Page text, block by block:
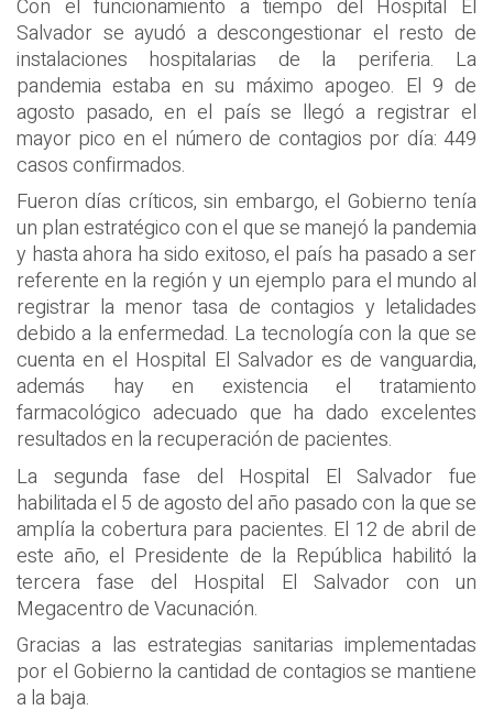
Con el funcionamiento a tiempo del Hospital El
Salvador se ayudó a descongestionar el resto de
instalaciones hospitalarias de la periferia. La
pandemia estaba en su máximo apogeo. El 9 de
agosto pasado, en el país se llegó a registrar el
mayor pico en el número de contagios por día: 449
casos confirmados.
Fueron días críticos, sin embargo, el Gobierno tenía
un plan estratégico con el que se manejó la pandemia
y hasta ahora ha sido exitoso, el país ha pasado a ser
referente en la región y un ejemplo para el mundo al
registrar la menor tasa de contagios y letalidades
debido a la enfermedad. La tecnología con la que se
cuenta en el Hospital El Salvador es de vanguardia,
además hay en existencia el tratamiento
farmacológico adecuado que ha dado excelentes
resultados en la recuperación de pacientes.
La segunda fase del Hospital El Salvador fue
habilitada el 5 de agosto del año pasado con la que se
amplía la cobertura para pacientes. El 12 de abril de
este año, el Presidente de la República habilitó la
tercera fase del Hospital El Salvador con un
Megacentro de Vacunación.
Gracias a las estrategias sanitarias implementadas
por el Gobierno la cantidad de contagios se mantiene
a la baja.